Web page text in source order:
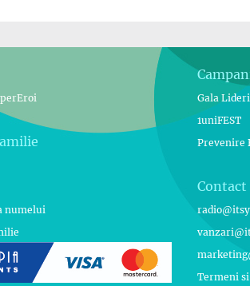
numelui
Gala
1uniFEST
Prevenire
Contact
Termeni